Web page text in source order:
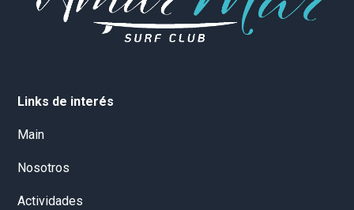
Links de interés
Main
Nosotros
Actividades